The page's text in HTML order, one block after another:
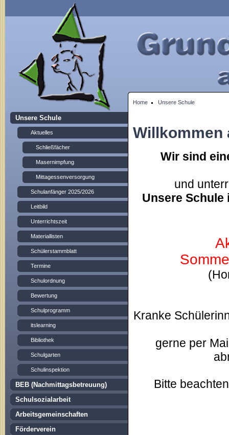
Home Unsere Schule
Unsere Schule
Aktuelles
Schließfächer
Masernimpfung
Mittagessenversorgung
Schulanfänger 2025/2026
Leitbild
Unterrichtszeit
Materiallisten
Schülerstammblatt
Termine
Schulordnung
Bewertung
Schulprogramm
itslearning
Bibliothek
Schulgarten
Schulinspektion
BEB (Nachmittagsbetreuung)
Schulsozialarbeit
Arbeitsgemeinschaften
Förderverein
Willkommen
Wir sind
und
Unsere Schule
Kranke
gerne per
Bitte